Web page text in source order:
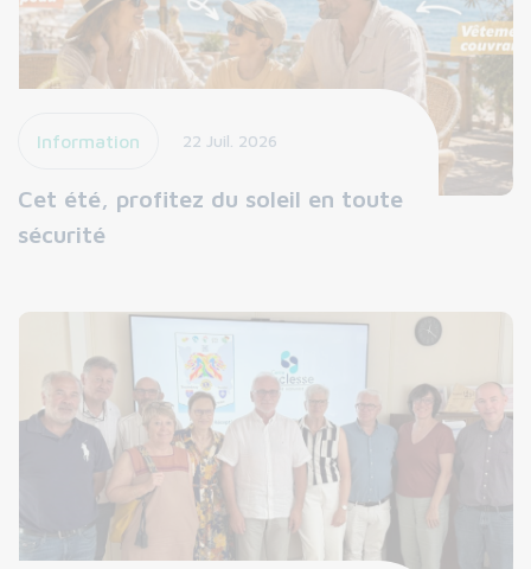
Information 22 Juil. 2026
Cet été, profitez du soleil en toute
sécurité